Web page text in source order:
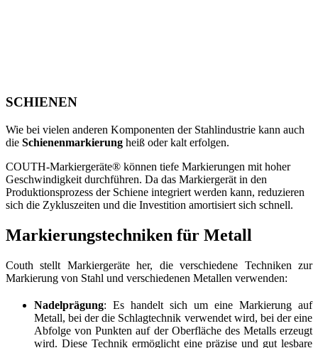
SCHIENEN
Wie bei vielen anderen Komponenten der Stahlindustrie kann auch
die Schienenmarkierung heiß oder kalt erfolgen.
COUTH-Markiergeräte® können tiefe Markierungen mit hoher
Geschwindigkeit durchführen. Da das Markiergerät in den
Produktionsprozess der Schiene integriert werden kann, reduzieren
sich die Zykluszeiten und die Investition amortisiert sich schnell.
Markierungstechniken für Metall
Couth stellt Markiergeräte her, die verschiedene Techniken zur
Markierung von Stahl und verschiedenen Metallen verwenden:
Nadelprägung: Es handelt sich um eine Markierung auf
Metall, bei der die Schlagtechnik verwendet wird, bei der eine
Abfolge von Punkten auf der Oberfläche des Metalls erzeugt
wird. Diese Technik ermöglicht eine präzise und gut lesbare